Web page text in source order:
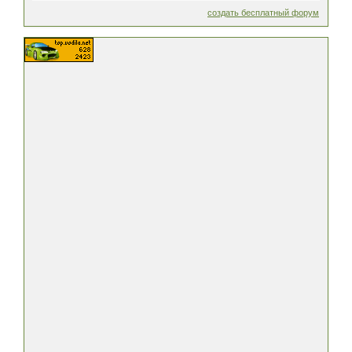
создать бесплатный форум